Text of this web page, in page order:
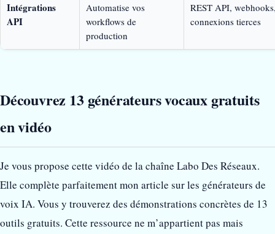
Intégrations
API
Automatise vos
workflows de
production
REST API,
connexions tierces
Découvrez 13 générateurs vocaux gratuits
en vidéo
Je vous propose cette vidéo de la chaîne Labo Des Réseaux.
Elle complète parfaitement mon article sur les générateurs de
voix IA. Vous y trouverez des démonstrations concrètes de 13
outils gratuits. Cette ressource ne m’appartient pas mais